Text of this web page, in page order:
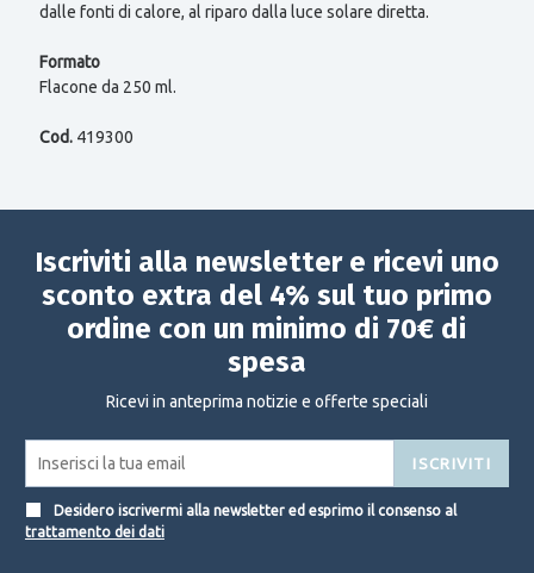
dalle fonti di calore, al riparo dalla luce solare diretta.
Formato
Flacone da 250 ml.
Cod.419300
Iscriviti alla newsletter e ricevi uno
sconto extra del 4% sul tuo primo
ordine con un minimo di 70€ di
spesa
Ricevi in anteprima notizie e offerte speciali
ISCRIVITI
Desidero iscrivermi alla newsletter ed esprimo il consenso al
trattamento dei dati